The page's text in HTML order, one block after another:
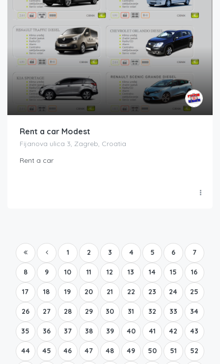
Rent a car Modest
Fijanova ulica 3, Zagreb, Croatia
Rent a car
1 2 3 4 5 6 7
8 9 10 11 12 13 14 15 16
17 18 19 20 21 22 23 24 25
26 27 28 29 30 31 32 33 34
35 36 37 38 39 40 41 42 43
44 45 46 47 48 49 50 51 52